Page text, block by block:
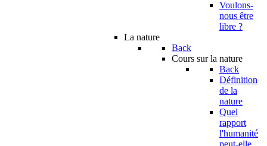
Voulons-
nous être
libre ?
La nature
Back
Cours sur la nature
Back
Définition
de la
nature
Quel
rapport
l'humanité
peut-elle